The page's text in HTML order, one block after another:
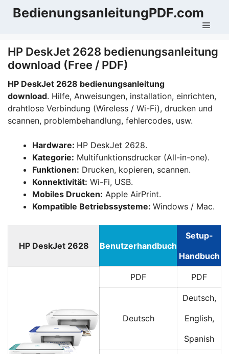
Zum
InhaltBedienungsanleitungPDF.com
HP DeskJet 2628 bedienungsanleitung
download (Free / PDF)
HP DeskJet 2628 bedienungsanleitung
download. Hilfe, Anweisungen, installation, einrichten,
drahtlose Verbindung (Wireless / Wi-Fi), drucken und
scannen, problembehandlung, fehlercodes, usw.
Hardware: HP DeskJet 2628.
Kategorie: Multifunktionsdrucker (All-in-one).
Funktionen: Drucken, kopieren, scannen.
Konnektivität: Wi-Fi, USB.
Mobiles Drucken: Apple AirPrint.
Kompatible Betriebssysteme: Windows / Mac.
HP DeskJet 2628 Benutzerhandbuch
Setup-
Handbuch
PDF PDF
Deutsch
Deutsch,
English,
Spanish